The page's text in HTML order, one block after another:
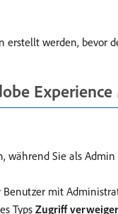
erstellt werden, bevor
während Sie als
Benutzer mit
Typs Zugriff